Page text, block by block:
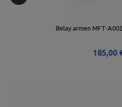
Belay armen MFT-
185,00